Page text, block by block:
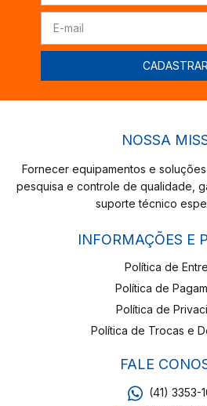
NOSSA
Fornecer equipamentos e
pesquisa e controle de qualidade,
suporte técnico
INFORMAÇÕES E
Política de
Política de
Política de
Política de Trocas e
FALE
(41) 3353-